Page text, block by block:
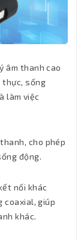
âm thanh cao
thực, sống
làm việc
cho phép
động.
nối khác
coaxial, giúp
khác.